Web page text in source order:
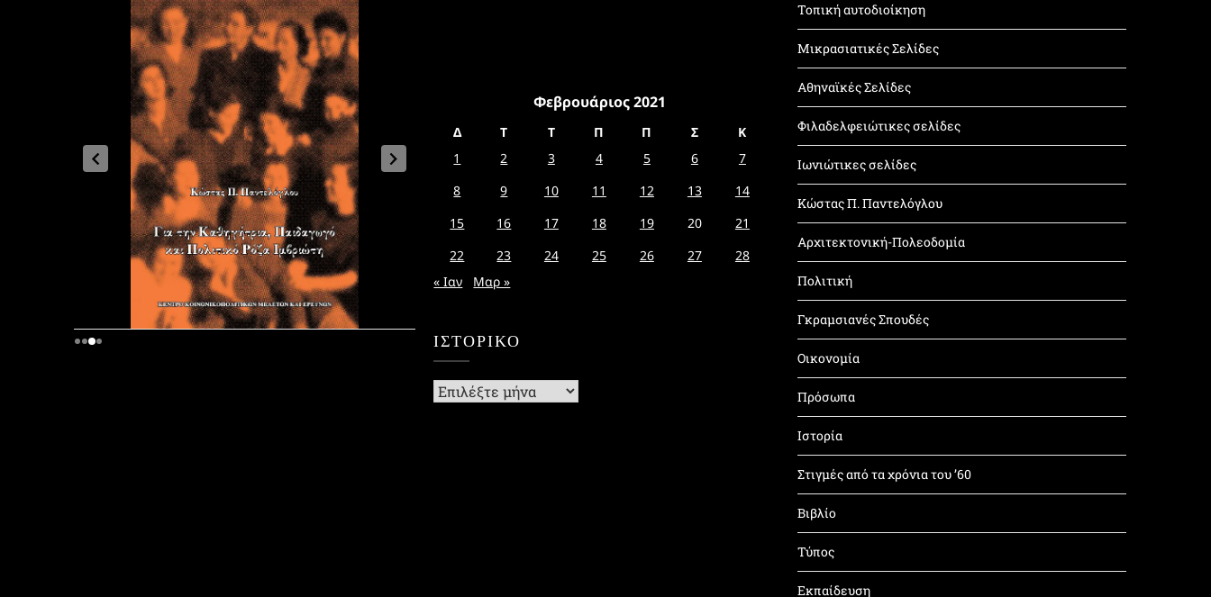
Φεβρουάριος 2021
Δ Τ Τ Π Π Σ
Κ
1
2 3 4 5 6
7
8
9 10 11 12 13
14
15
16 17 18 19 20
21
22
23 24 25 26 27
28
« Ιαν
Μαρ »
ΙΣΤΟΡΙΚΌ
Ιστορικό
Τοπική αυτοδιοίκηση
Μικρασιατικές Σελίδες
Αθηναϊκές Σελίδες
Φιλαδελφειώτικες σελίδες
Ιωνιώτικες σελίδες
Κώστας Π. Παντελόγλου
Αρχιτεκτονική-Πολεοδομία
Πολιτική
Γκραμσιανές Σπουδές
Οικονομία
Πρόσωπα
Ιστορία
Στιγμές από τα χρόνια του ’60
Βιβλίο
Τύπος
Εκπαίδευση